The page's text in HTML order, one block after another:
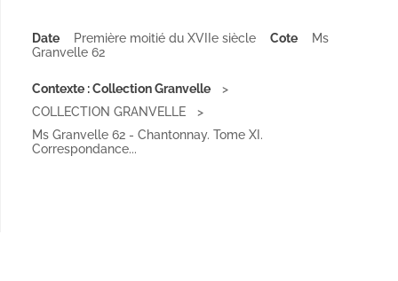
Date Première moitié du XVIIe siècle Cote
Ms
Granvelle 62
Contexte : Collection Granvelle
COLLECTION GRANVELLE
Ms Granvelle 62 - Chantonnay. Tome XI.
Correspondance...